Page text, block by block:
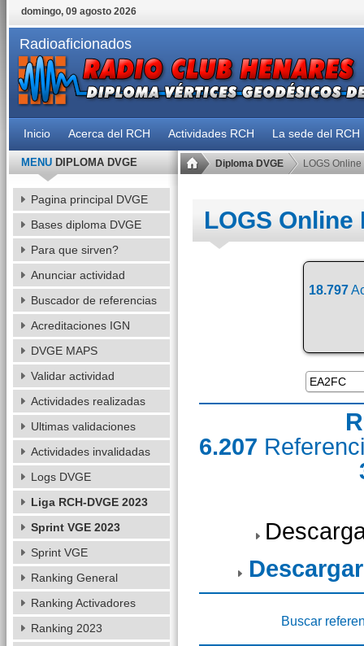
domingo, 09 agosto 2026
Radioaficionados
Inicio Acerca del RCH Actividades RCH La sede del RCH
Diploma DVGE LOGS Online
LOGS Online
18.797
6.207
Buscar
MENUDIPLOMA DVGE
Pagina principal DVGE
Bases diploma DVGE
Para que sirven?
Anunciar actividad
Buscador de referencias
Acreditaciones IGN
DVGE MAPS
Validar actividad
Actividades realizadas
Ultimas validaciones
Actividades invalidadas
Logs DVGE
Liga RCH-DVGE 2023
Sprint VGE 2023
Sprint VGE
Ranking General
Ranking Activadores
Ranking 2023